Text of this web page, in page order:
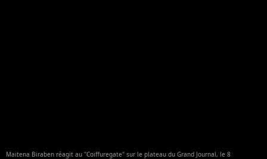
Maitena Biraben réagit au "Coiffuregate" sur le plateau du Grand Journal, le 8